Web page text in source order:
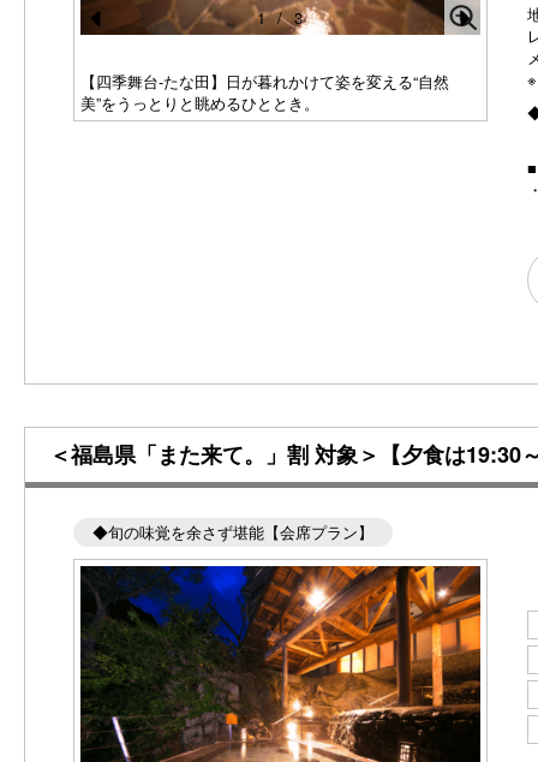
e
vi
【四季舞台-たな田】日が暮れかけて姿を変える“自然
美”をうっとりと眺めるひととき。
【
て
xt
1 / 3
＜福島県「また来て。」割 対象＞【夕食は
◆旬の味覚を余さず堪能【会席プラン】